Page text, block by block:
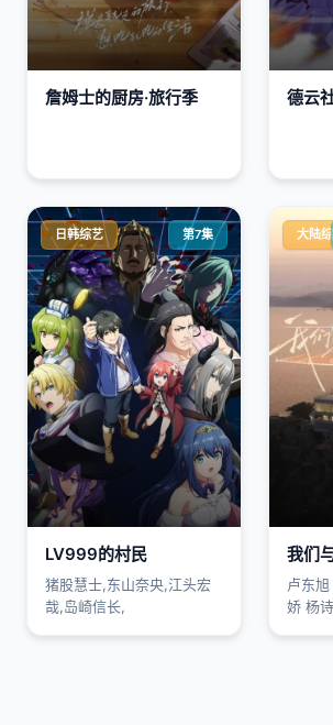
詹姆士的厨房·旅行季
日韩综艺 第7集
LV999的村民
猪股慧士,东山奈央,江头宏
哉,岛崎信长,
大陆
卢东
娇 杨